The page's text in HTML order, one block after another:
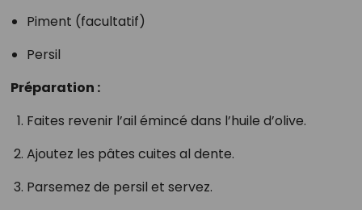
Piment (facultatif)
Persil
Préparation :
Faites revenir l’ail émincé dans l’huile d’olive.
Ajoutez les pâtes cuites al dente.
Parsemez de persil et servez.